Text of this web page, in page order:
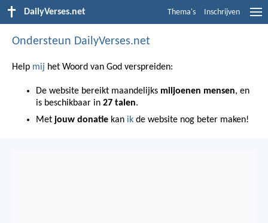
DailyVerses.net Thema's Inschrijven
Ondersteun DailyVerses.net
Help mij het Woord van God verspreiden:
De website bereikt maandelijks miljoenen mensen, en
is beschikbaar in 27 talen.
Met jouw donatie kan ik de website nog beter maken!